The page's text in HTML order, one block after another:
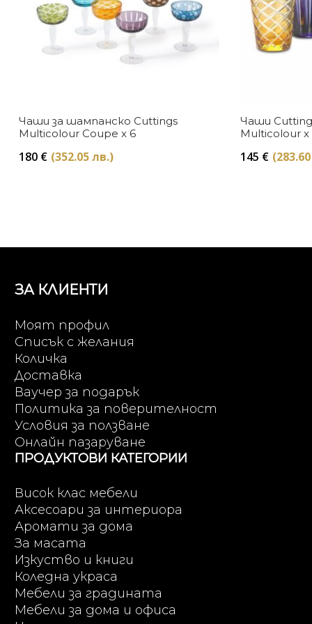
Чаши за шампанско Cuttings
Multicolour Coupe x 6
180 € (352.05 лв.)
Чаши
Multicolour x
145 €
ЗА КЛИЕНТИ
Моят профил
Списък с желания
Количка
Доставка
Ваучер за подарък
Политика за поверителност
Условия за ползване
Онлайн пазаруване
ПРОДУКТОВИ КАТЕГОРИИ
Висок клас мебели
Аксесоари за интериора
Аромати за дома
За масата
Изкуство и книги
Коледна украса
Мебели за градината
Мебели за дома и офиса